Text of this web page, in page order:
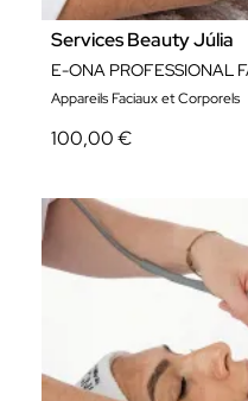
Services Beauty Júlia
Appareils Faciaux et Corporels
100,00 €